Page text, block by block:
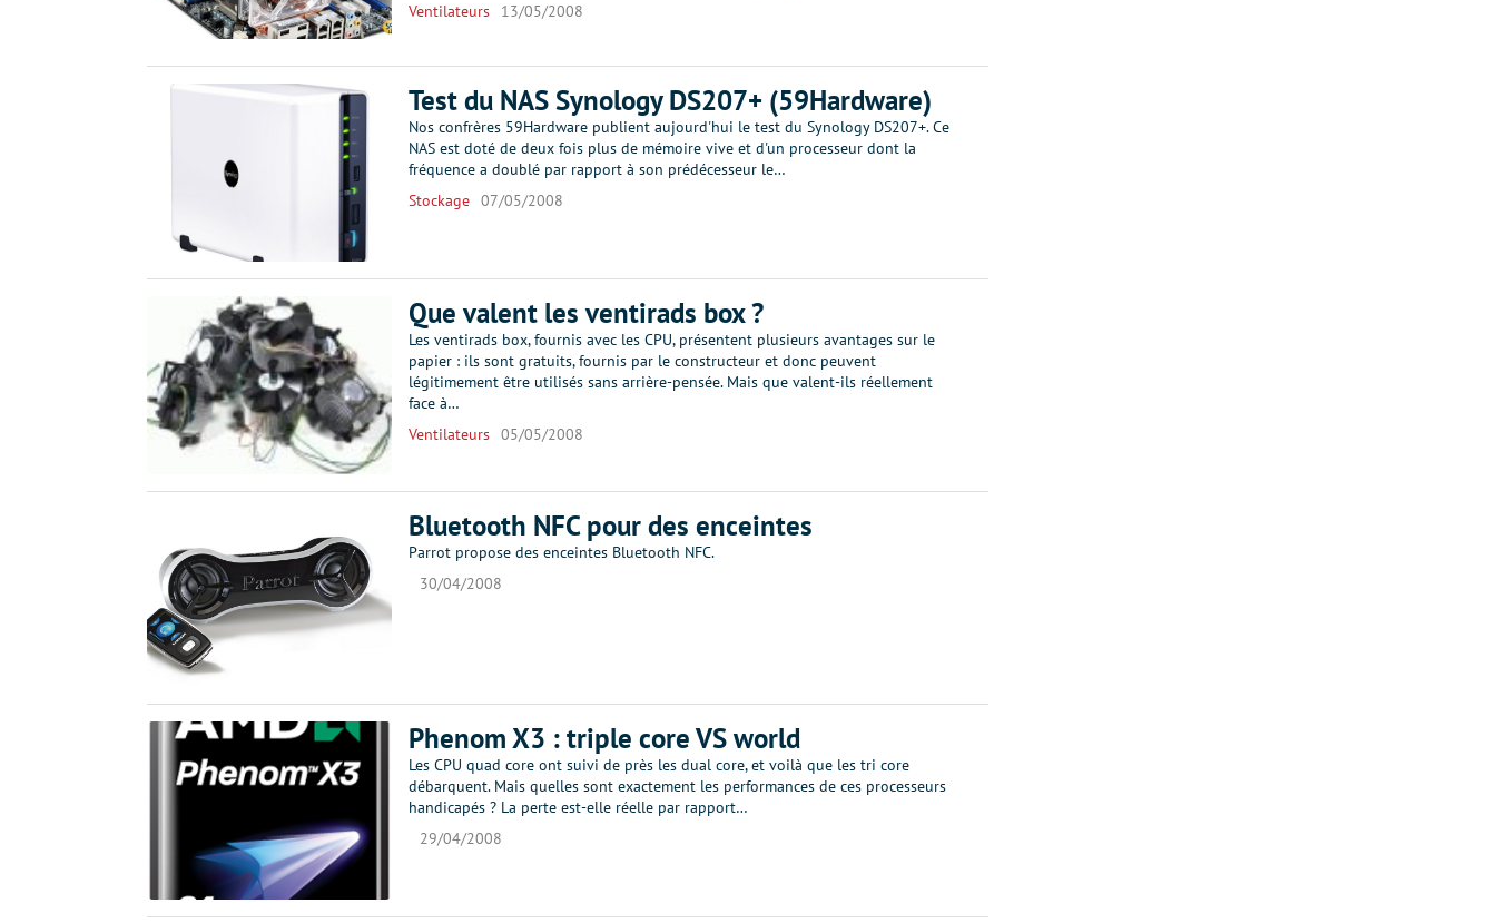
Ventilateurs
13/05/2008
Test du NAS Synology DS207+ (59Hardware)
Nos confrères 59Hardware publient aujourd'hui le test du Synology DS207+. Ce
NAS est doté de deux fois plus de mémoire vive et d'un processeur dont la
fréquence a doublé par rapport à son prédécesseur le…
Stockage 07/05/2008
Que valent les ventirads box ?
Les ventirads box, fournis avec les CPU, présentent plusieurs avantages sur le
papier : ils sont gratuits, fournis par le constructeur et donc peuvent
légitimement être utilisés sans arrière-pensée. Mais que valent-ils réellement
face à…
Ventilateurs 05/05/2008
Bluetooth NFC pour des enceintes
Parrot propose des enceintes Bluetooth NFC.
30/04/2008
Phenom X3 : triple core VS world
Les CPU quad core ont suivi de près les dual core, et voilà que les tri core
débarquent. Mais quelles sont exactement les performances de ces processeurs
handicapés ? La perte est-elle réelle par rapport…
29/04/2008